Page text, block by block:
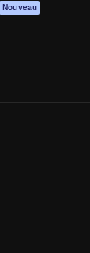
Nouveau